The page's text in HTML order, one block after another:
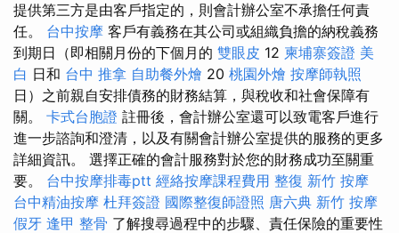
提供第三方是由客戶指定的，則會計辦公室不承擔任何責
任。 台中按摩 客戶有義務在其公司或組織負擔的納稅義務
到期日（即相關月份的下個月的 雙眼皮 12 柬埔寨簽證 美
白 日和 台中 推拿 自助餐外燴 20 桃園外燴 按摩師執照
日）之前親自安排債務的財務結算，與稅收和社會保障有
關。 卡式台胞證 註冊後，會計辦公室還可以致電客戶進行
進一步諮詢和澄清，以及有關會計辦公室提供的服務的更多
詳細資訊。 選擇正確的會計服務對於您的財務成功至關重
要。 台中按摩排毒ptt 經絡按摩課程費用 整復 新竹 按摩
台中精油按摩 杜拜簽證 國際整復師證照 唐六典 新竹 按摩
假牙 逢甲 整骨 了解搜尋過程中的步驟、責任保險的重要性